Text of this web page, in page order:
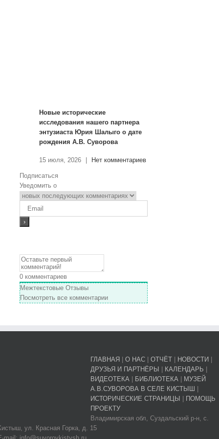
Новые исторические
исследования нашего партнера
энтузиаста Юрия Шалыго о дате
рождения А.В. Суворова
15 июля, 2026 Нет комментариев
Подписаться
Уведомить о
0 комментариев
Межтекстовые Отзывы
Посмотреть все комментарии
ГЛАВНАЯ О НАС ОТЧЁТ НОВОСТИ
ДРУЗЬЯ И ПАРТНЁРЫ
КАЛЕНДАРЬ
ВИДЕОТЕКА
БИБЛИОТЕКА
МУЗЕЙ
А.В.СУВОРОВА В СЕЛЕ КИСТЫШ
ИСТОРИЧЕСКИЕ СТРАНИЦЫ
ПОМОЩЬ
ПРОЕКТУ
Владимирская обл, Суздальский р-н, с.
ул. Красная Горка, д. 15